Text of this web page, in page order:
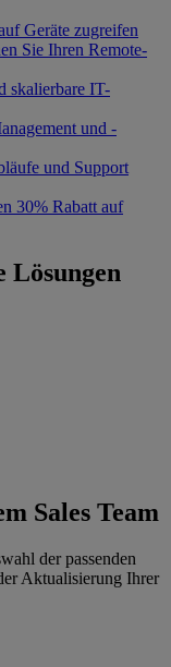
Geräte zugreifen
Sie Ihren Remote-
skalierbare IT-
und -
und Support
30% Rabatt auf
Lösungen
Sales Team
der passenden
Aktualisierung Ihrer